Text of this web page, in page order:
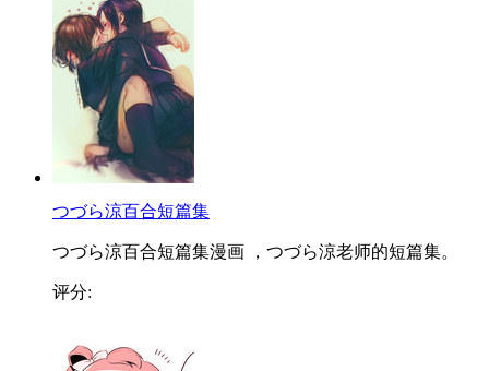
つづら涼百合短篇集
つづら涼百合短篇集漫画 ，つづら涼老师的短篇集。
评分: